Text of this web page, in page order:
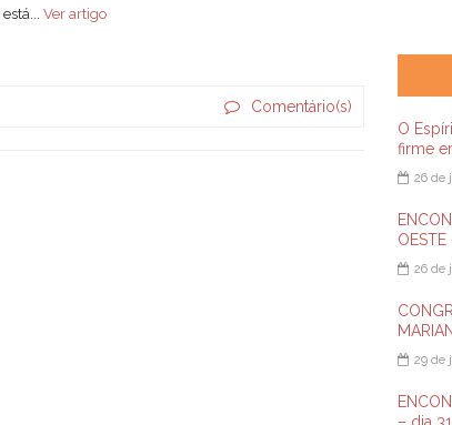
Ver artigo
Comentário(s)
O
firme
26 de
26 de
29 de